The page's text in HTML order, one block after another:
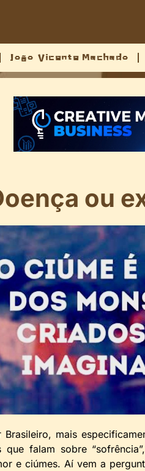
João Vicente Machado
ou
Brasileiro, mais
que falam sobre
e ciúmes. Aí vem a